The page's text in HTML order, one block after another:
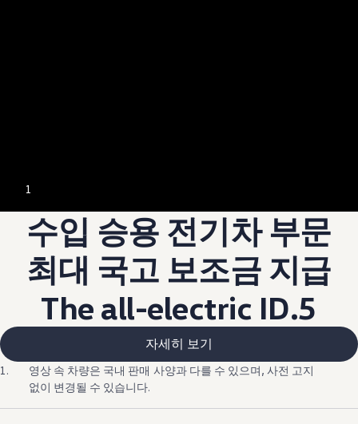
1
수입 승용 전기차 부문
최대 국고 보조금 지급
The all-electric ID.5
자세히 보기
1.
영상 속 차량은 국내 판매 사양과 다를 수 있으며, 사전 고지
없이 변경될 수 있습니다.